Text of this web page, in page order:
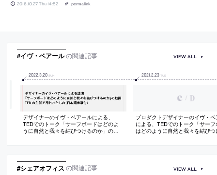
2016.10.27 Thu 14:52 permalink
#イヴ・ベアールの関連記事
2022.3.20 SUN
デザイナーのイヴ・ベアールによる、
TEDでのトーク「サーフボードはどのよ
うに自然と我々を結びつけるのか」の動
2021 2.23 TUE
プロダクトデザイナーのイヴ・ベ
による、TEDでのトーク「サーフ
はどのように自然と我々を結びつ
VIEW ALL
#シェアオフィス の関連記事 VIEW ALL